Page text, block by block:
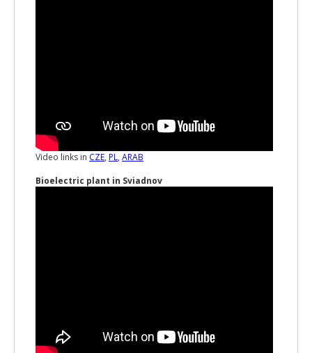
Video links in CZE, PL, ARAB
Bioelectric plant in Sviadnov